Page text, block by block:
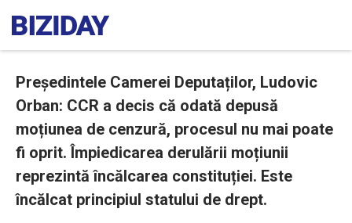
Președintele Camerei Deputaților, Ludovic
Orban: CCR a decis că odată depusă
moțiunea de cenzură, procesul nu mai poate
fi oprit. Împiedicarea derulării moțiunii
reprezintă încălcarea constituției. Este
încălcat principiul statului de drept.